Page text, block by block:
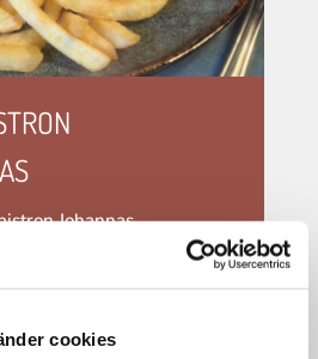
cookies
Johannas